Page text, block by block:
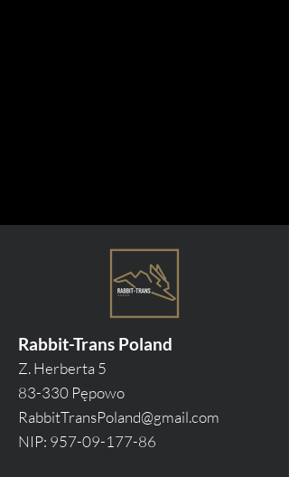
Rabbit-Trans Poland
Z. Herberta 5
83-330 Pępowo
RabbitTransPoland@gmail.com
NIP: 957-09-177-86